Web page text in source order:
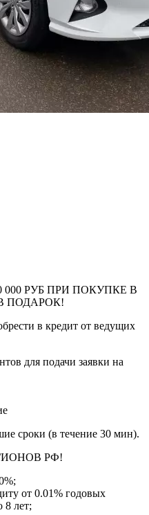
000 РУБ ПРИ ПОКУПКЕ В
ПОДАРОК!
в кредит от ведущих
для подачи заявки на
сроки (в течение 30 мин).
РФ!
от 0.01% годовых
8 лет;